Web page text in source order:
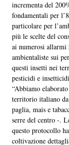
incrementa del
fondamentali per
particolare per
più le scelte del
ai numerosi allarmi
ambientaliste sui
questi insetti nei
pesticidi e
“Abbiamo
territorio italiano
paglia, mais e
serre del centro -.
questo protocollo
coltivazione